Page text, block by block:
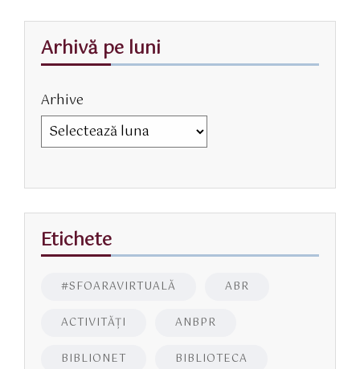
Arhivă pe luni
Arhive
Etichete
#SFOARAVIRTUALĂ ABR
ACTIVITĂŢI ANBPR
BIBLIONET BIBLIOTECA